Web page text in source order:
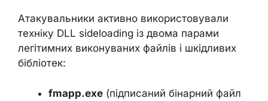
Атакувальники активно використовували
техніку DLL sideloading із двома парами
легітимних виконуваних файлів і шкідливих
бібліотек:
fmapp.exe (підписаний бінарний файл